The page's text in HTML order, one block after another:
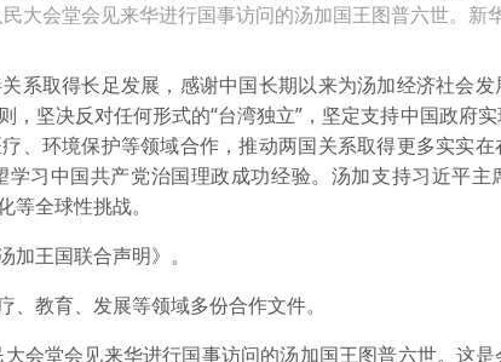
大会堂会见来华进行国事访问的汤加国王图普六世。新
取得长足发展，感谢中国长期以来为汤加经济社会发
坚决反对任何形式的“台湾独立”，坚定支持中国政府
、环境保护等领域合作，推动两国关系取得更多实实
习中国共产党治国理政成功经验。汤加支持习近平主
全球性挑战。
王国联合声明》。
教育、发展等领域多份合作文件。